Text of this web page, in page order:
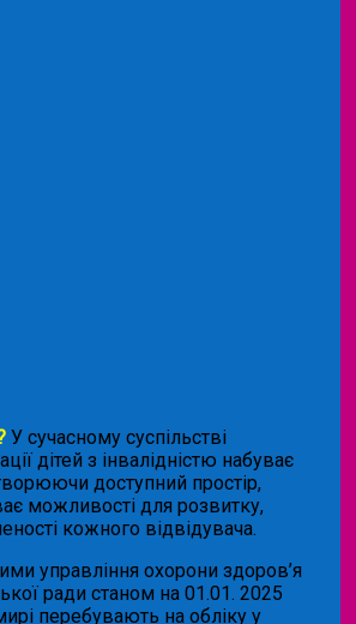
У сучасному суспільстві
дітей з інвалідністю набуває
доступний простір,
можливості для розвитку,
кожного відвідувача.
управління охорони здоров’я
ради станом на 01.01. 2025
перебувають на обліку у